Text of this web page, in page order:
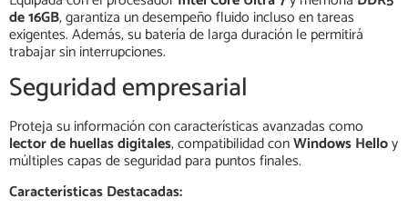
de 16GB, garantiza un desempeño fluido incluso en tareas
exigentes. Además, su batería de larga duración le permitirá
trabajar sin interrupciones.
Seguridad empresarial
Proteja su información con características avanzadas como
lector de huellas digitales, compatibilidad conWindows Helloy
múltiples capas de seguridad para puntos finales.
Características Destacadas: